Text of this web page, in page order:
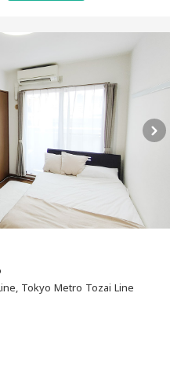
Tokyo Metro Tozai Line